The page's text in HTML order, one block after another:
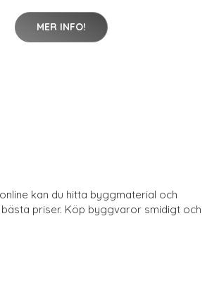
MER INFO!
kan du hitta byggmaterial och
priser. Köp byggvaror smidigt och